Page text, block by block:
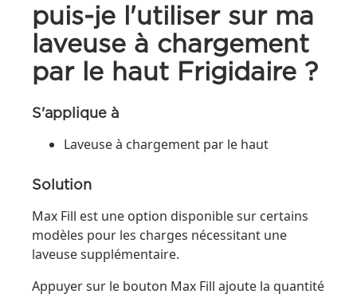
puis-je l'utiliser sur ma
laveuse à chargement
par le haut Frigidaire ?
S'applique à
Laveuse à chargement par le haut
Solution
Max Fill est une option disponible sur certains
modèles pour les charges nécessitant une
laveuse supplémentaire.
Appuyer sur le bouton Max Fill ajoute la quantité